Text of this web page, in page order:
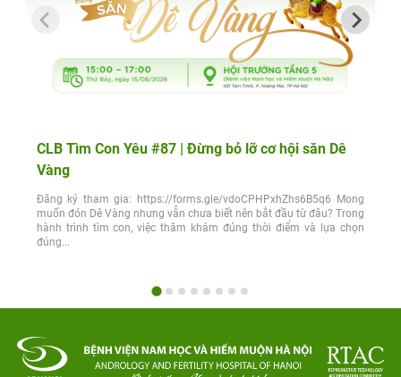
CLB Tìm Con Yêu #87 | Đừng bỏ lỡ cơ hội săn Dê
Vàng
Đăng ký tham gia: https://forms.gle/vdoCPHPxhZhs6B5q6 Mong
muốn đón Dê Vàng nhưng vẫn chưa biết nên bắt đầu từ đâu? Trong
hành trình tìm con, việc thăm khám đúng thời điểm và lựa chọn
đúng...